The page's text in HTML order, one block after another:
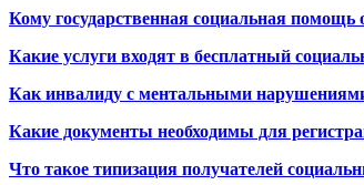
Кому государственная социальная помощь
Какие услуги входят в бесплатный
Как инвалиду с ментальными
Какие документы необходимы для
Что такое типизация получателей